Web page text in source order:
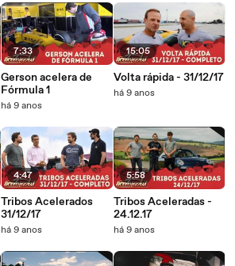
7:33
Gerson acelera de
Fórmula 1
há 9 anos
4:47
Tribos Acelerados
31/12/17
há 9 anos
15:05
Volta rápida - 31/12/17
há 9 anos
5:58
Tribos Aceleradas -
24.12.17
há 9 anos